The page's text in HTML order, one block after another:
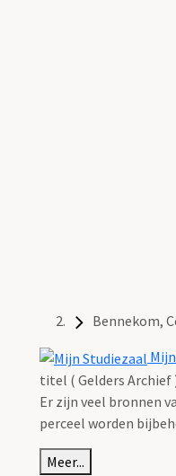
Bennekom,
titel ( Gelders Archief
Er zijn veel bronnen
perceel worden
Meer...